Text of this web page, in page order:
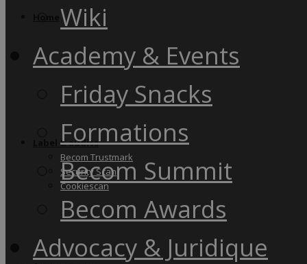
Label & audits
Becom Trustmark
Security Scan
Cookiescan
Wiki
Academy & Events
Friday Snacks
Formations
Becom Summit
Becom Awards
Advocacy & Juridique